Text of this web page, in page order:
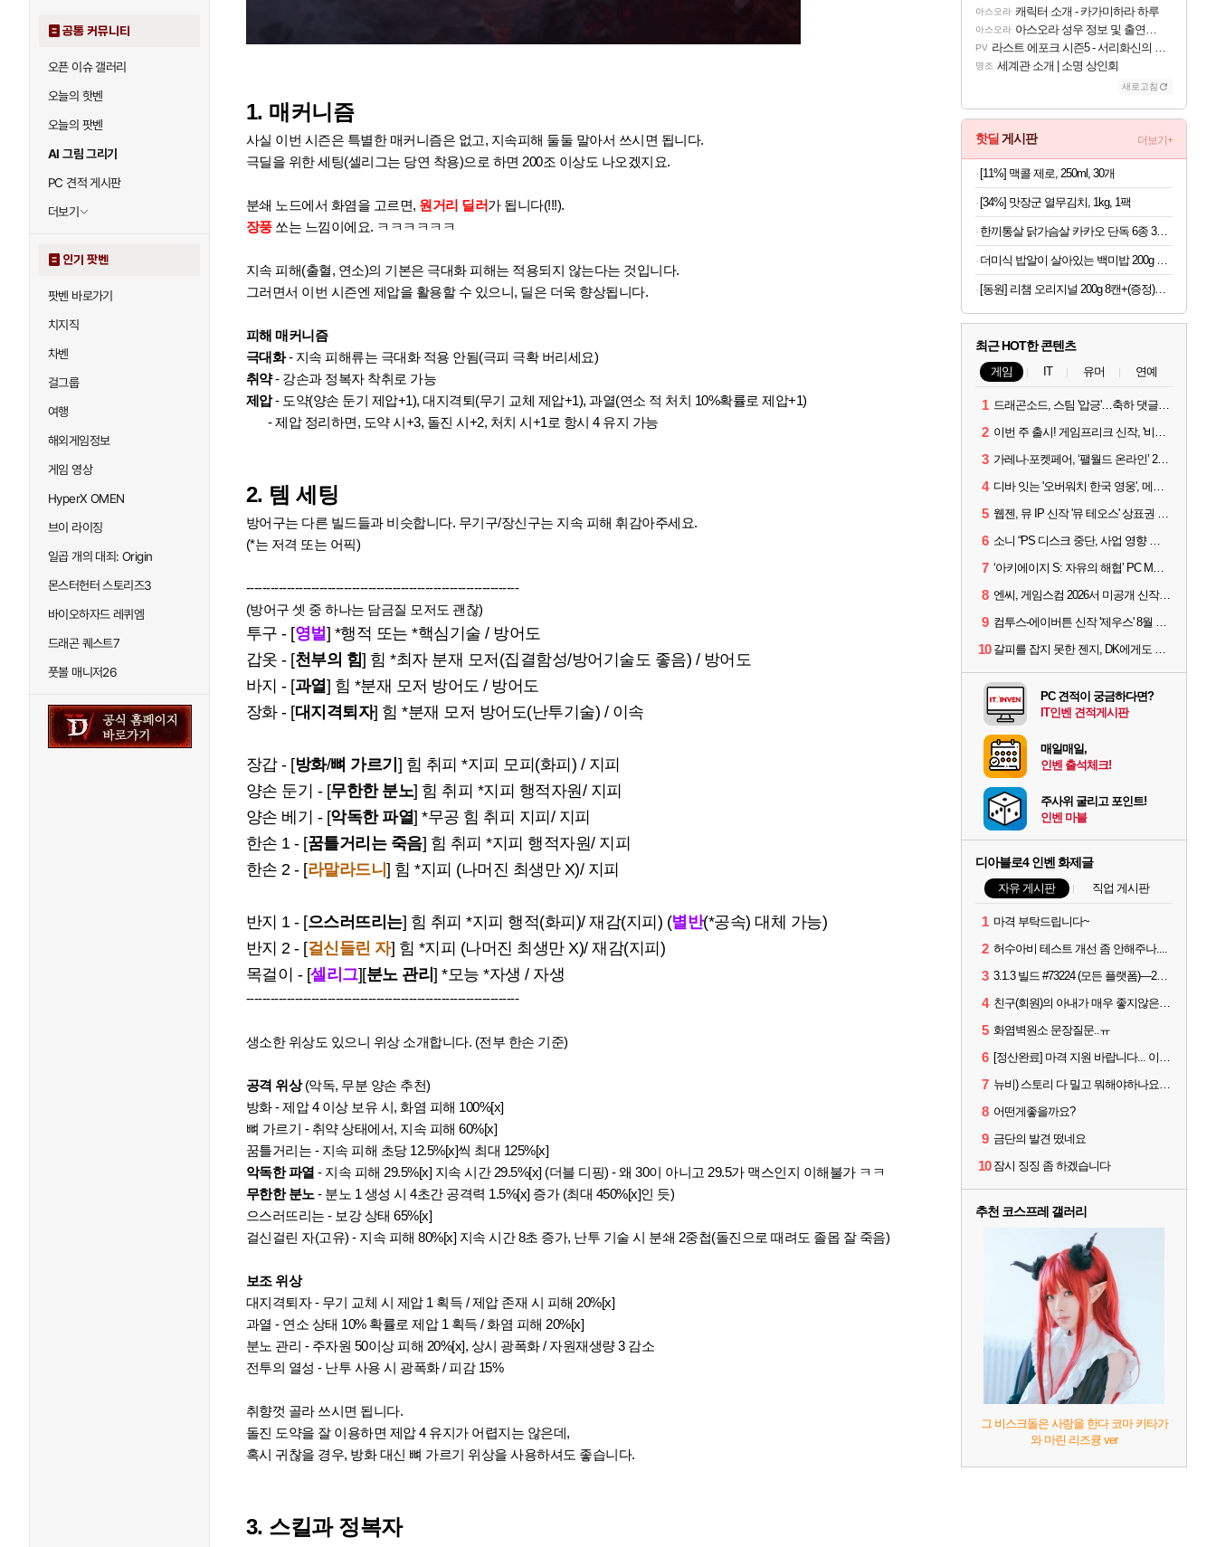
공통 커뮤니티
오픈 이슈 갤러리
오늘의 핫벤
오늘의 팟벤
AI 그림 그리기
PC 견적 게시판
더보기
인기 팟벤
팟벤 바로가기
치지직
차벤
걸그룹
여행
해외게임정보
게임 영상
HyperX OMEN
브이 라이징
일곱 개의 대죄: Origin
몬스터헌터 스토리즈3
바이오하자드 레퀴엠
드래곤 퀘스트7
풋볼 매니저26
1. 매커니즘
사실 이번 시즌은 특별한 매커니즘은 없고, 지속피해 둘둘 말아서 쓰시면 됩니다.
극딜을 위한 세팅(셀리그는 당연 착용)으로 하면 200조 이상도 나오겠지요.
분쇄 노드에서 화염을 고르면, 원거리 딜러가 됩니다(!!!).
장풍쏘는 느낌이에요. ㅋㅋㅋㅋㅋㅋ
지속 피해(출혈, 연소)의 기본은 극대화 피해는 적용되지 않는다는 것입니다.
그러면서 이번 시즌엔 제압을 활용할 수 있으니, 딜은 더욱 향상됩니다.
피해 매커니즘
극대화- 지속 피해류는 극대화 적용 안됨(극피 극확 버리세요)
취약- 강손과 정복자 착취로 가능
제압- 도약(양손 둔기 제압+1), 대지격퇴(무기 교체 제압+1), 과열(연소 적 처치 10%확률로 제압+1)
- 제압 정리하면, 도약 시+3, 돌진 시+2, 처치 시+1로 항시 4 유지 가능
2. 템 세팅
방어구는 다른 빌드들과 비슷합니다. 무기구/장신구는 지속 피해 휘감아주세요.
(*는 저격 또는 어픽)
-------------------------------------------------------------------
(방어구 셋 중 하나는 담금질 모저도 괜찮)
투구 - [영벌] *행적 또는 *핵심기술 / 방어도
갑옷 - [천부의 힘] 힘 *최자 분재 모저(집결함성/방어기술도 좋음) / 방어도
바지 - [과열] 힘 *분재 모저 방어도 / 방어도
장화 - [대지격퇴자] 힘 *분재 모저 방어도(난투기술) / 이속
장갑 - [방화/뼈 가르기 ] 힘 취피 *지피 모피(화피) / 지피
양손 둔기 - [무한한 분노] 힘 취피 *지피 행적자원/ 지피
양손 베기 - [악독한 파열] *무공 힘 취피 지피/ 지피
한손 1 - [꿈틀거리는 죽음] 힘 취피 *지피 행적자원/ 지피
한손 2 - [라말라드니 ] 힘 *지피 (나머진 최생만 X)/ 지피
반지 1 - [으스러뜨리는] 힘 취피 *지피 행적(화피)/ 재감(지피) (별반(*공속) 대체 가능)
반지 2 - [걸신들린 자] 힘 *지피 (나머진 최생만 X)/ 재감(지피)
목걸이 - [셀리그][분노 관리 ] *모능 *자생 / 자생
-------------------------------------------------------------------
생소한 위상도 있으니 위상 소개합니다. (전부 한손 기준)
공격 위상(악독, 무분 양손 추천)
방화 - 제압 4 이상 보유 시, 화염 피해 100%[x]
뼈 가르기 - 취약 상태에서, 지속 피해 60%[x]
꿈틀거리는 - 지속 피해 초당 12.5%[x]씩 최대 125%[x]
악독한 파열 - 지속 피해 29.5%[x] 지속 시간 29.5%[x] (더블 디핑) - 왜 30이 아니고 29.5가 맥스인지 이해불가 ㅋㅋ
무한한 분노 - 분노 1 생성 시 4초간 공격력 1.5%[x] 증가 (최대 450%[x]인 듯)
으스러뜨리는 - 보강 상태 65%[x]
걸신걸린 자(고유) - 지속 피해 80%[x] 지속 시간 8초 증가, 난투 기술 시 분쇄 2중첩(돌진으로 때려도 졸몹 잘 죽음)
보조 위상
대지격퇴자 - 무기 교체 시 제압 1 획득 / 제압 존재 시 피해 20%[x]
과열 - 연소 상태 10% 확률로 제압 1 획득 / 화염 피해 20%[x]
분노 관리 - 주자원 50이상 피해 20%[x], 상시 광폭화 / 자원재생량 3 감소
전투의 열성 - 난투 사용 시 광폭화 / 피감 15%
취향껏 골라 쓰시면 됩니다.
돌진 도약을 잘 이용하면 제압 4 유지가 어렵지는 않은데,
혹시 귀찮을 경우, 방화 대신 뼈 가르기 위상을 사용하셔도 좋습니다.
3. 스킬과 정복자
아스오라 캐릭터 소개 - 카가미하라 하루
아스오라 아스오라 성우 정보 및 출연작 모음
PV 라스트 에포크 시즌5 - 서리화신의 분노 티저
명조 세계관 소개 | 소명 상인회
새로고침
핫딜 게시판 더보기+
[11%] 맥콜 제로, 250ml, 30개
[34%] 맛장군 열무김치, 1kg, 1팩
한끼통살 닭가슴살 카카오 단독 6종 30팩 (소스/그릴드/소시지/스테이크/저염/마녀스프/닭가슴살)
[동원] 리챔 오리지널 200g 8캔+(증정)리챔 프로틴 200g 1캔 외 오리지널/오믈레햄/더블라이트
최근 HOT한 콘텐츠
게임 IT 유머 연예
1 드래곤소드, 스팀 '압긍'…축하 댓글 달고 게임 코드 받자!
2 이번 주 출시! 게임프리크 신작, '비스트 오브 리인카네이션'
3 가레나·포켓페어, ‘팰월드 온라인’ 2026년 출시 예고
4 디바 잇는 '오버워치 한국 영웅', 메카 파일럿 디몬 나온다
5 웹젠, 뮤 IP 신작 '뮤 테오스' 상표권 출원
6 소니 “PS 디스크 중단, 사업 영향 없다”
7 ‘아키에이지 S: 자유의 해협’ PC MMORPG로 개발한다
8 엔씨, 게임스컴 2026서 미공개 신작 최초 공개
9 컴투스-에이버튼 신작 '제우스' 8월 26일 출시…"모두를 위한 경쟁"
10 갈피를 잡지 못한 젠지, DK에게도 0:2 패배
PC 견적이 궁금하다면?
IT인벤 견적게시판
매일매일,
인벤 출석체크!
주사위 굴리고 포인트!
인벤 마블
디아블로4 인벤 화제글
자유 게시판 직업 게시판
1 마격 부탁드립니다~
2 허수아비 테스트 개선 좀 안해주나....
3 3.1.3 빌드 #73224 (모든 플랫폼)—2026년 8월 13일
4 친구(회원)의 아내가 매우 좋지않은 상황입니다. 국민청원동의를 부탁드립니다.(췌장암 신약)
5 화염벽원소 문장질문..ㅠ
6 [정산완료] 마격 지원 바랍니다... 이니힐링 해 드려요..
7 뉴비) 스토리 다 밀고 뭐해야하나요..??
8 어떤게좋을까요?
9 금단의 발견 떴네요
10 잠시 징징 좀 하겠습니다
추천 코스프레 갤러리
그 비스크돌은 사랑을 한다 코마 키타가
와 마린 리즈큥 ver